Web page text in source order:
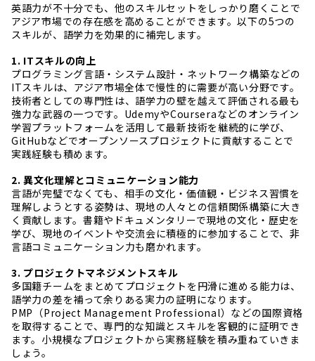
英語力が不十分でも、他のスキルセットをしっかり磨くことで
アジア市場での存在感を高めることができます。以下の5つの
スキルが、語学力を効果的に補完します。
1. ITスキルの向上
プログラミング言語・システム設計・ネットワーク構築などの
ITスキルは、アジア市場全体で慢性的に需要が高い分野です。
技術者としての専門性は、語学力の壁を越えて評価される最も
強力な武器の一つです。UdemyやCourseraなどのオンライン
学習プラットフォームを活用して最新技術を継続的に学び、
GitHubなどでオープンソースプロジェクトに貢献することで
実践経験も積めます。
2. 異文化理解とコミュニケーション能力
言語が完璧でなくても、相手の文化・価値観・ビジネス習慣を
理解しようとする姿勢は、現地の人々との信頼関係構築に大き
く貢献します。書籍やドキュメンタリーで現地の文化・歴史を
学び、現地のイベントや交流会に積極的に参加することで、非
言語コミュニケーション力も磨かれます。
3. プロジェクトマネジメントスキル
多国籍チームをまとめてプロジェクトを円滑に進める能力は、
語学力の差を補って余りある実力の証明になります。
PMP（Project Management Professional）などの国際資格
を取得することで、専門的な知識とスキルを客観的に証明でき
ます。小規模なプロジェクトから実務経験を積み重ねていきま
しょう。